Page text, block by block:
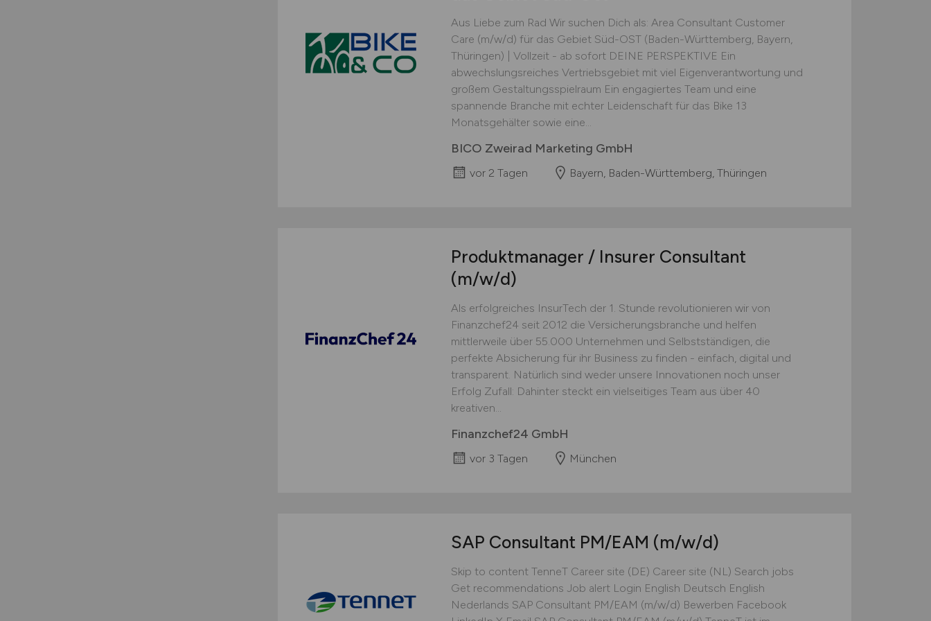
Aus Liebe zum Rad Wir suchen Dich als: Area Consultant Customer
Care (m/w/d) für das Gebiet Süd-OST (Baden-Württemberg, Bayern,
Thüringen) | Vollzeit - ab sofort DEINE PERSPEKTIVE Ein
abwechslungsreiches Vertriebsgebiet mit viel Eigenverantwortung und
großem Gestaltungsspielraum Ein engagiertes Team und eine
spannende Branche mit echter Leidenschaft für das Bike 13
Monatsgehälter sowie eine...
BICO Zweirad Marketing GmbH
vor 2 Tagen Bayern, Baden-Württemberg, Thüringen
Produktmanager / Insurer Consultant
(m/w/d)
Als erfolgreiches InsurTech der 1. Stunde revolutionieren wir von
Finanzchef24 seit 2012 die Versicherungsbranche und helfen
mittlerweile über 55.000 Unternehmen und Selbstständigen, die
perfekte Absicherung für ihr Business zu finden - einfach, digital und
transparent. Natürlich sind weder unsere Innovationen noch unser
Erfolg Zufall: Dahinter steckt ein vielseitiges Team aus über 40
kreativen...
Finanzchef24 GmbH
vor 3 Tagen München
SAP Consultant PM/EAM (m/w/d)
Skip to content TenneT Career site (DE) Career site (NL) Search jobs
Get recommendations Job alert Login English Deutsch English
Nederlands SAP Consultant PM/EAM (m/w/d) Bewerben Facebook